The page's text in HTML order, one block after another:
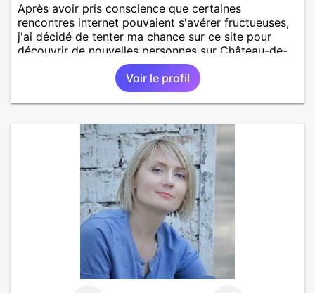
Après avoir pris conscience que certaines
rencontres internet pouvaient s'avérer fructueuses,
j'ai décidé de tenter ma chance sur ce site pour
découvrir de nouvelles personnes sur Château-de-
Loir voire Le Mans ou La Flèche !
Voir le profil